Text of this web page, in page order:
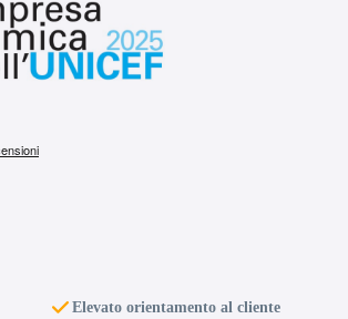
Elevato orientamento al cliente